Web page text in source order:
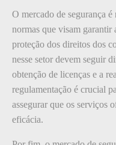
O mercado de segurança
normas que visam garantir
proteção dos direitos dos
nesse setor devem seguir
obtenção de licenças e a
regulamentação é crucial
assegurar que os serviços
eficácia.